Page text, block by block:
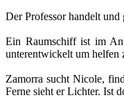
Der Professor handelt
Ein Raumschiff ist im
unterentwickelt um helfen
Zamorra sucht Nicole,
Ferne sieht er Lichter. Ist